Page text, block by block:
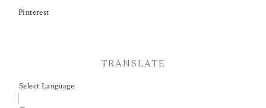
Pinterest
TRANSLATE
Select Language